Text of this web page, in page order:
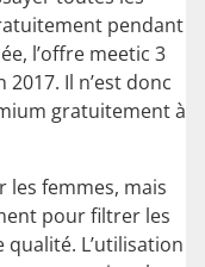
pendant
l’offre meetic 3
Il n’est donc
gratuitement à
les femmes, mais
pour filtrer les
L’utilisation